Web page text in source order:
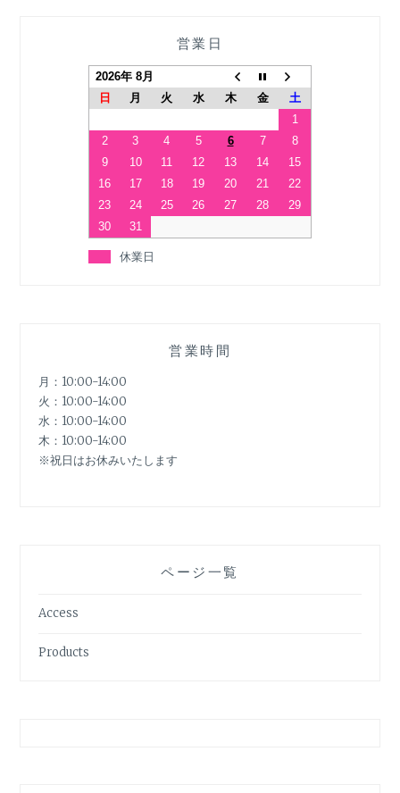
営業日
2026年 8月
日
月 火 水 木 金
土
1
2
3 4 5 6 7
8
9
10 11 12 13 14
15
16
17 18 19 20 21
22
23
24 25 26 27 28
29
30
31
休業日
営業時間
月：10:00-14:00
火：10:00-14:00
水：10:00-14:00
木：10:00-14:00
※祝日はお休みいたします
ページ一覧
Access
Products